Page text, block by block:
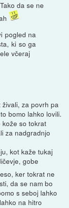
da se ne
pogled na
ki so ga
včeraj
za povrh pa
bomo lahko lovili.
kože so tokrat
za nadgradnjo
kot kaže tukaj
gobe
ker tokrat ne
da se nam bo
s seboj lahko
na hitro